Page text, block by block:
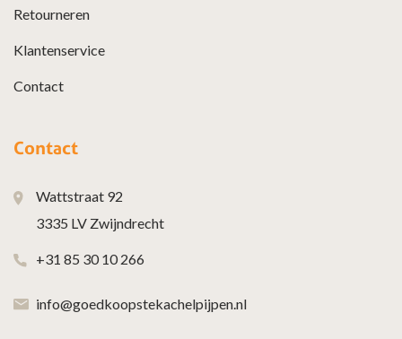
Retourneren
Klantenservice
Contact
Contact
Wattstraat 92
3335 LV Zwijndrecht
+31 85 30 10 266
info@goedkoopstekachelpijpen.nl